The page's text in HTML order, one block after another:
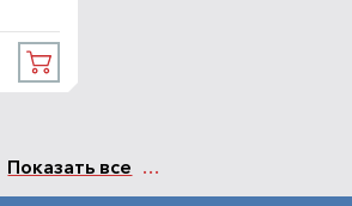
Показать все